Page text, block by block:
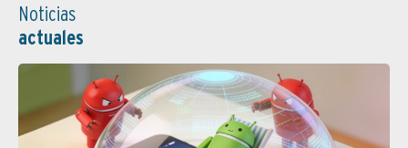
Noticias
actuales